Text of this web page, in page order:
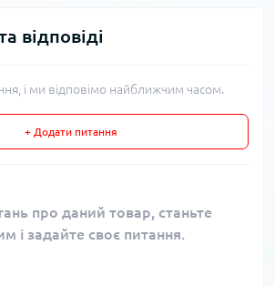
відповіді
і ми відповімо найближчим часом.
+ Додати питання
про даний товар, станьте
і задайте своє питання.